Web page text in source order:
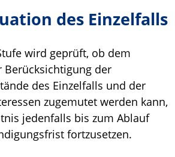
des Einzelfalls
wird geprüft, ob dem
Berücksichtigung der
des Einzelfalls und der
zugemutet werden kann,
jedenfalls bis zum Ablauf
fortzusetzen.